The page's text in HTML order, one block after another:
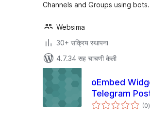
Channels and Groups using bots.
Websima
30+ सक्रिय स्थापना
4.7.34 सह चाचणी केली
oEmbed
Telegram
(0)